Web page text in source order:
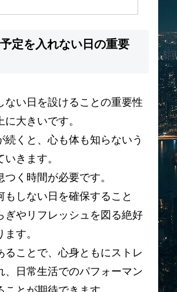
定を入れない日の重要
ない日を設けることの重要性
大きいです。
続くと、心も体も知らないう
きます。
つく時間が必要です。
もしない日を確保すること
ぎやリフレッシュを図る絶好
す。
ることで、心身ともにストレ
、日常生活でのパフォーマン